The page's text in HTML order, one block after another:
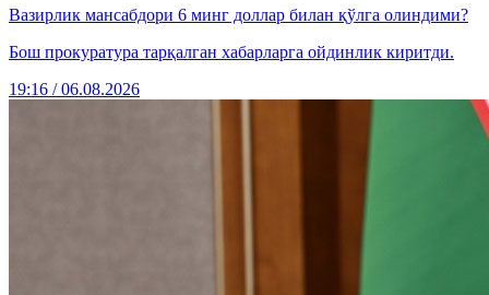
Вазирлик мансабдори 6 минг доллар билан қўлга олиндими?
Бош прокуратура тарқалган хабарларга ойдинлик киритди.
19:16 / 06.08.2026